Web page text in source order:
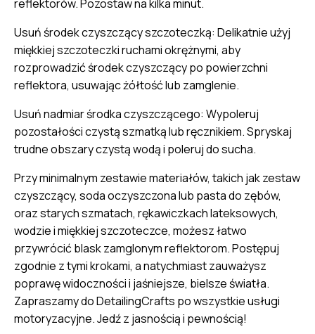
reflektorów. Pozostaw na kilka minut.
Usuń środek czyszczący szczoteczką: Delikatnie użyj
miękkiej szczoteczki ruchami okrężnymi, aby
rozprowadzić środek czyszczący po powierzchni
reflektora, usuwając żółtość lub zamglenie.
Usuń nadmiar środka czyszczącego: Wypoleruj
pozostałości czystą szmatką lub ręcznikiem. Spryskaj
trudne obszary czystą wodą i poleruj do sucha.
Przy minimalnym zestawie materiałów, takich jak zestaw
czyszczący, soda oczyszczona lub pasta do zębów,
oraz starych szmatach, rękawiczkach lateksowych,
wodzie i miękkiej szczoteczce, możesz łatwo
przywrócić blask zamglonym reflektorom. Postępuj
zgodnie z tymi krokami, a natychmiast zauważysz
poprawę widoczności i jaśniejsze, bielsze światła.
Zapraszamy do DetailingCrafts po wszystkie usługi
motoryzacyjne. Jedź z jasnością i pewnością!